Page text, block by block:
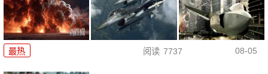
最热 阅读 7737 08-05